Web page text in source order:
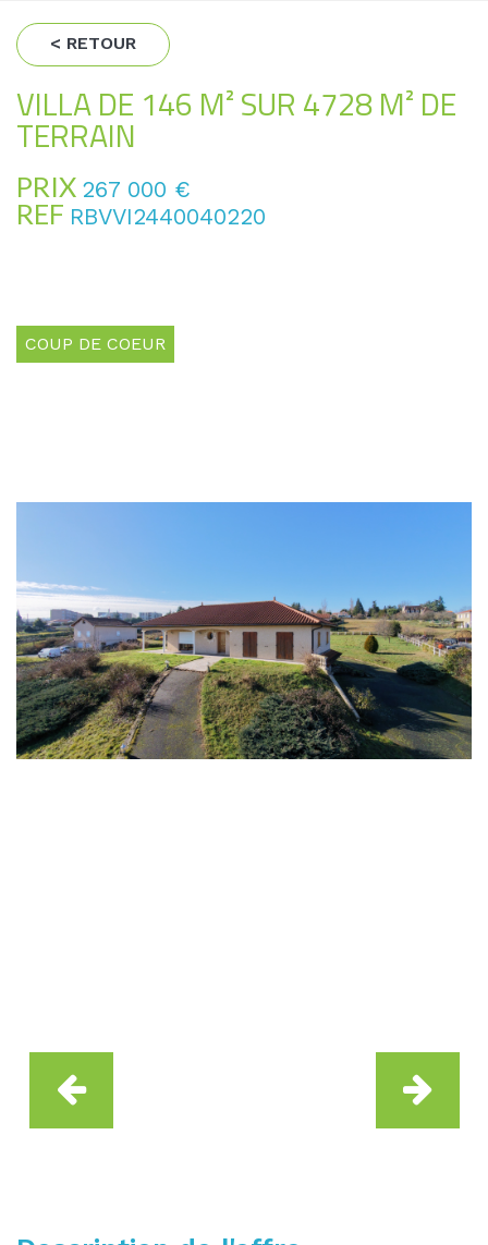
< RETOUR
VILLA DE 146 M² SUR 4728 M² DE
TERRAIN
PRIX 267 000 €
REF RBVVI2440040220
COUP DE COEUR